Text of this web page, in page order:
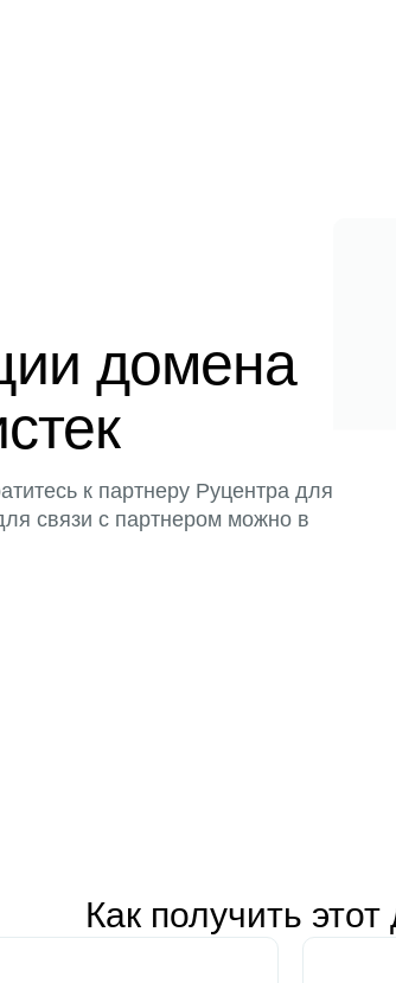
домена
к партнеру Руцентра для
связи с партнером можно в
Как получить